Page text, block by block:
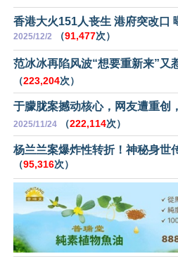
香港大火151人丧生 港府突改口
2025/12/2 （91,477次）
范冰冰再陷风波“想要重新来”又
（223,204次）
于朦胧案撼动核心，网友遭重创
2025/11/24 （222,114次）
杨兰兰案爆炸性转折！神秘身世
（95,316次）